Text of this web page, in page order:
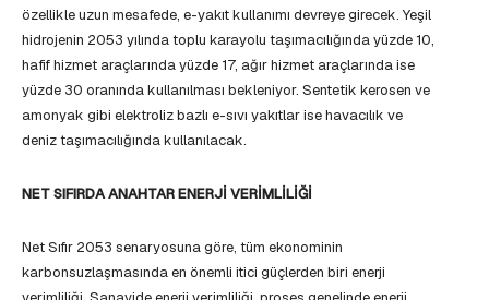
özellikle uzun mesafede, e-yakıt kullanımı devreye girecek. Yeşil
hidrojenin 2053 yılında toplu karayolu taşımacılığında yüzde 10,
hafif hizmet araçlarında yüzde 17, ağır hizmet araçlarında ise
yüzde 30 oranında kullanılması bekleniyor. Sentetik kerosen ve
amonyak gibi elektroliz bazlı e-sıvı yakıtlar ise havacılık ve
deniz taşımacılığında kullanılacak.
NET SIFIRDA ANAHTAR ENERJİ VERİMLİLİĞİ
Net Sıfır 2053 senaryosuna göre, tüm ekonominin
karbonsuzlaşmasında en önemli itici güçlerden biri enerji